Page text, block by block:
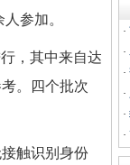
参加。
，其中来自达
。四个批次
触识别身份
·
·
·
·
·
·